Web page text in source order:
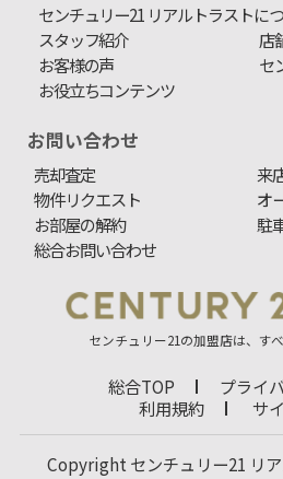
センチュリー21 リアルトラストに
スタッフ紹介
店
お客様の声
セ
お役立ちコンテンツ
お問い合わせ
売却査定
来
物件リクエスト
オ
お部屋の解約
駐
総合お問い合わせ
センチュリー21の加盟店は、す
総合TOP
プライ
利用規約
サ
Copyright センチュリー21 リ